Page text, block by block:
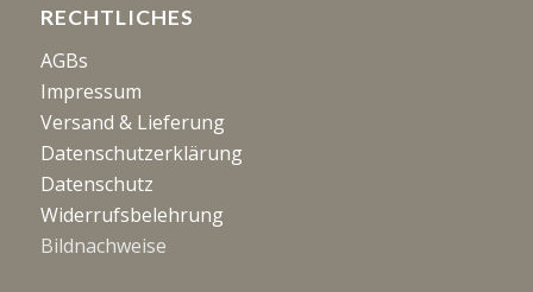
RECHTLICHES
AGBs
Impressum
Versand & Lieferung
Datenschutzerklärung
Datenschutz
Widerrufsbelehrung
Bildnachweise